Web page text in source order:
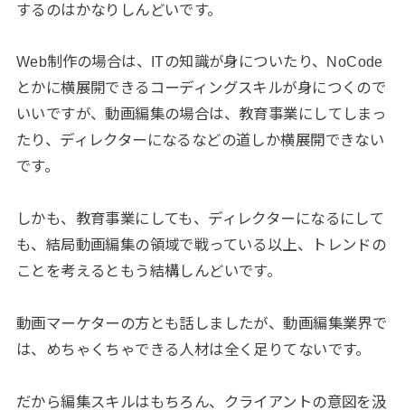
するのはかなりしんどいです。
Web制作の場合は、ITの知識が身についたり、NoCode
とかに横展開できるコーディングスキルが身につくので
いいですが、動画編集の場合は、教育事業にしてしまっ
たり、ディレクターになるなどの道しか横展開できない
です。
しかも、教育事業にしても、ディレクターになるにして
も、結局動画編集の領域で戦っている以上、トレンドの
ことを考えるともう結構しんどいです。
動画マーケターの方とも話しましたが、動画編集業界で
は、めちゃくちゃできる人材は全く足りてないです。
だから編集スキルはもちろん、クライアントの意図を汲